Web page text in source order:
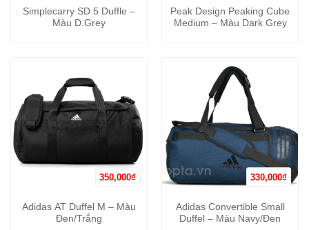
Simplecarry SD 5 Duffle –
Màu D.Grey
Peak Design Peaking Cube
Medium – Màu Dark Grey
350,000₫
Adidas AT Duffel M – Màu
Đen/Trắng
330,000₫
Adidas Convertible Small
Duffel – Màu Navy/Đen